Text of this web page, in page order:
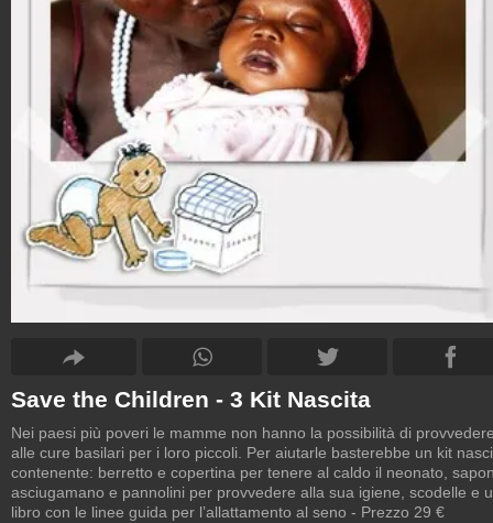
Save the Children - 3 Kit Nascita
Nei paesi più poveri le mamme non hanno la possibilità di
alle cure basilari per i loro piccoli. Per aiutarle basterebbe un kit
contenente: berretto e copertina per tenere al caldo il neonato,
asciugamano e pannolini per provvedere alla sua igiene, scodelle e
libro con le linee guida per l’allattamento al seno - Prezzo 29 €